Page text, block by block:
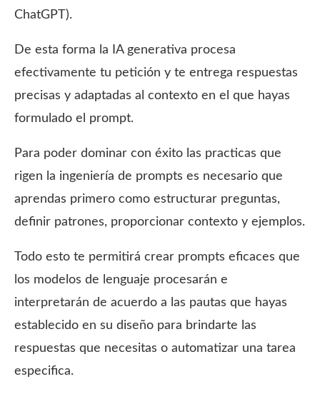
ChatGPT).
De esta forma la IA generativa procesa
efectivamente tu petición y te entrega respuestas
precisas y adaptadas al contexto en el que hayas
formulado el prompt.
Para poder dominar con éxito las practicas que
rigen la ingeniería de prompts es necesario que
aprendas primero como estructurar preguntas,
definir patrones, proporcionar contexto y ejemplos.
Todo esto te permitirá crear prompts eficaces que
los modelos de lenguaje procesarán e
interpretarán de acuerdo a las pautas que hayas
establecido en su diseño para brindarte las
respuestas que necesitas o automatizar una tarea
especifica.